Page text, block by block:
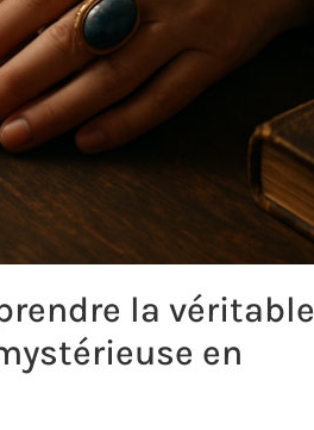
la véritable
en